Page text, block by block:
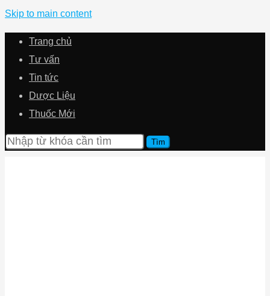
Skip to main content
Trang chủ
Tư vấn
Tin tức
Dược Liệu
Thuốc Mới